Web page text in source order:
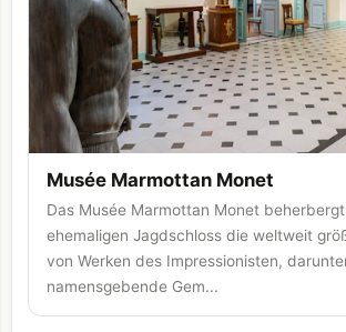
Musée Marmottan Monet
Das Musée Marmottan Monet
ehemaligen Jagdschloss die weltweit
von Werken des Impressionisten,
namensgebende Gem...